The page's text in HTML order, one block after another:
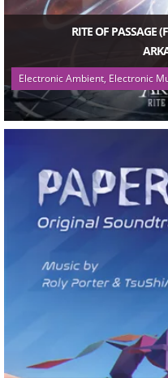
RITE OF PASSAGE
Electronic Ambient, Electronic